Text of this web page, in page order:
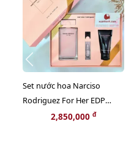
Set nước hoa Narciso
Rodriguez For Her EDP
sang trọng, quyến rũ và nữ
2,850,000 đ